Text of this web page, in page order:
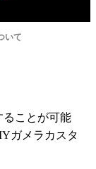
いて
ることが可能
ガメラカスタ